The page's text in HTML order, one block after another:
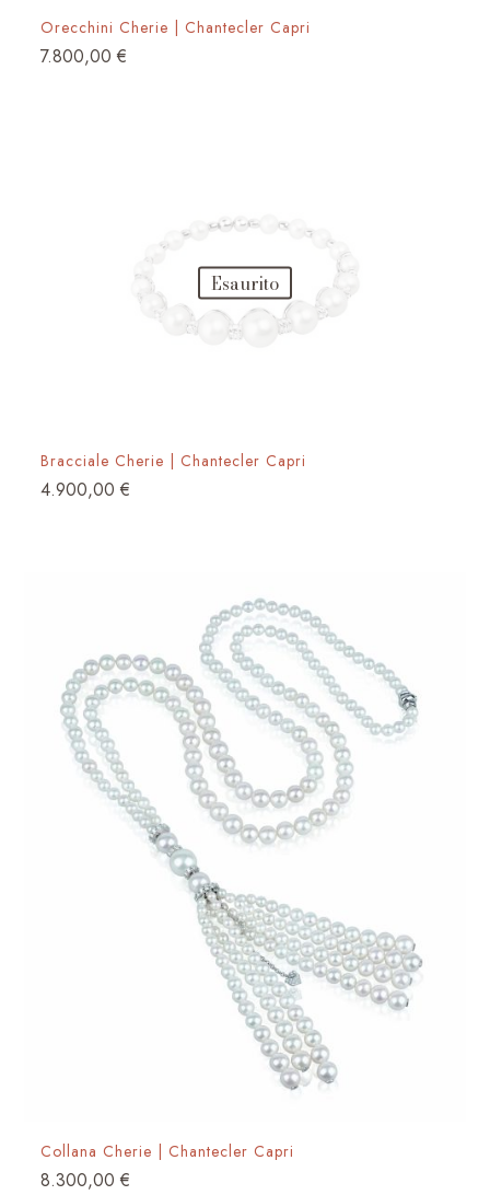
Orecchini Cherie | Chantecler Capri
7.800,00€
Esaurito
Bracciale Cherie | Chantecler Capri
4.900,00€
Collana Cherie | Chantecler Capri
8.300,00€